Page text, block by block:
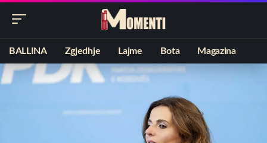
BALLINA Zgjedhje Lajme Bota Magazina